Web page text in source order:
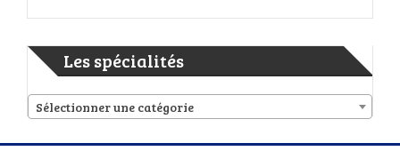
Les spécialités
Sélectionner une catégorie